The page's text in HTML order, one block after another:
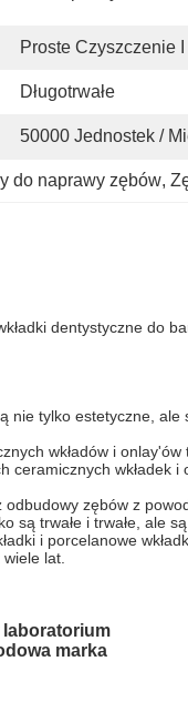
Proste Czyszczenie
Długotrwałe
50000 Jednostek /
do naprawy zębów,
dentystyczne do
nie tylko estetyczne,
wkładów i
ceramicznych
zębów z
są trwałe i trwałe, ale
i porcelanowe
lat.
laboratorium
marka